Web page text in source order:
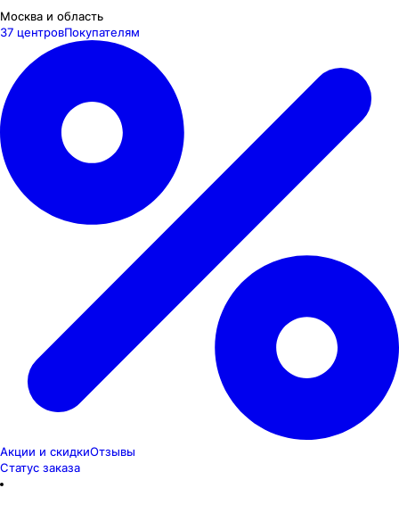
Москва и область
37 центровПокупателям
Акции и скидкиОтзывы
Статус заказа